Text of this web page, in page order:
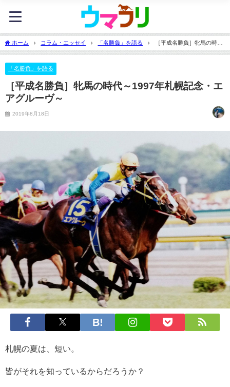
ホーム コラム・エッセイ 「名勝負」を語る
［平成名勝負］牝馬の時代
～1997年札幌記念・エアグルーヴ～
「名勝負」を語る
［平成名勝負］牝馬の時代～1997年札幌記念・エ
アグルーヴ～
2019年8月18日
札幌の夏は、短い。
皆がそれを知っているからだろうか？